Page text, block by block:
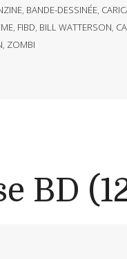
, BANDE-DESSINÉE,
, FIBD, BILL WATTERSON,
, ZOMBI
BD